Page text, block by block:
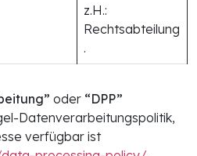
z.H.:
Rechtsabteilung
.
oder “DPP”
Datenverarbeitungspolitik,
verfügbar ist